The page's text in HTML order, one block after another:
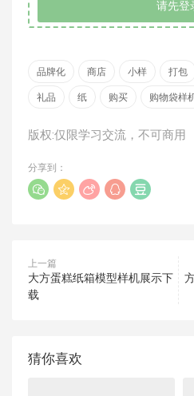
请先登
品牌化 商店 小样 打包
礼品 纸 购买 购物袋样
版权:仅限学习交流，不可商用
分享到：
上一篇
大方蛋糕纸箱模型样机展示下
载
猜你喜欢